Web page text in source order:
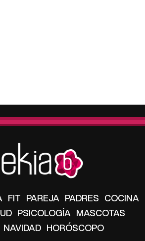
FIT PAREJA PADRES COCINA
PSICOLOGÍA MASCOTAS
NAVIDAD HORÓSCOPO